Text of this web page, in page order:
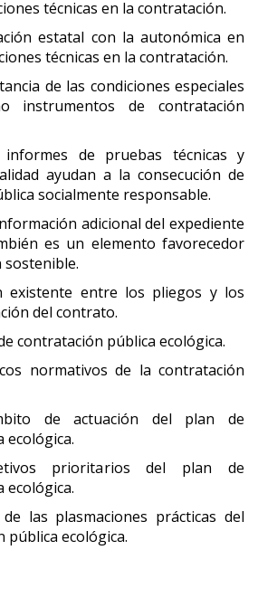
técnicas en la contratación.
estatal con la autonómica en
técnicas en la contratación.
de las condiciones especiales
instrumentos de contratación
de pruebas técnicas y
ayudan a la consecución de
socialmente responsable.
adicional del expediente
es un elemento favorecedor
existente entre los pliegos y los
del contrato.
contratación pública ecológica.
normativos de la contratación
de actuación del plan de
ecológica.
prioritarios del plan de
ecológica.
las plasmaciones prácticas del
pública ecológica.